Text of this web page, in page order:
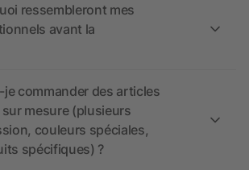
ressembleront mes
avant la
commander des articles
mesure (plusieurs
couleurs spéciales,
spécifiques) ?